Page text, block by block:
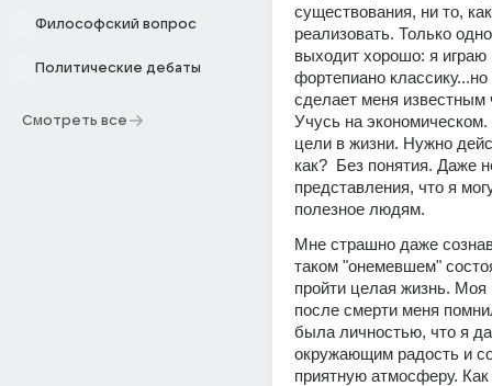
Философский вопрос
Политические дебаты
Смотреть все
существования, ни то,
реализовать. Только
выходит хорошо: я играю
фортепиано классику...но
сделает меня известным
Учусь на
цели в жизни. Нужно
как?  Без понятия. Даже
представления, что я
полезное людям.
Мне страшно даже
таком "онемевшем"
пройти целая жизнь.
после смерти меня
была личностью, что я
окружающим радость и
приятную атмосферу. Как